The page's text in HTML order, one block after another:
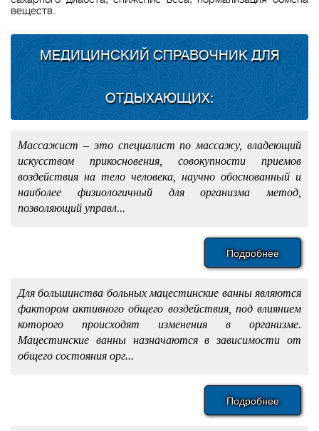
веществ.
МЕДИЦИНСКИЙ СПРАВОЧНИК ДЛЯ
ОТДЫХАЮЩИХ:
Массажист – это специалист по массажу, владеющий
искусством прикосновения, совокупности приемов
воздействия на тело человека, научно обоснованный и
наиболее физиологичный для организма метод,
позволяющий управл...
Подробнее
Для большинства больных мацестинские ванны являются
фактором активного общего воздействия, под влиянием
которого происходят изменения в организме.
Мацестинские ванны назначаются в зависимости от
общего состояния орг...
Подробнее